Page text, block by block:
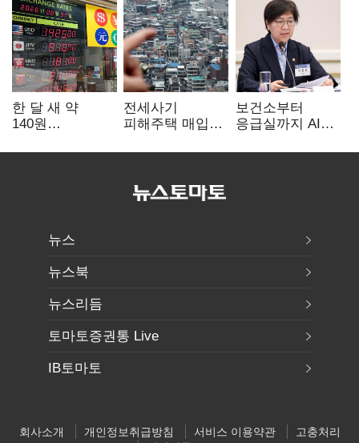
한 달 새 약
140원
엔저'에 원화
전세사기
피해주택 매입
누적 피해자
보건소부터
응급실까지 AI
혁신 본격화
뉴스
뉴스북
뉴스리듬
토마토증권통 Live
IB토마토
회사소개 개인정보취급방침 서비스 이용약관
고충처리